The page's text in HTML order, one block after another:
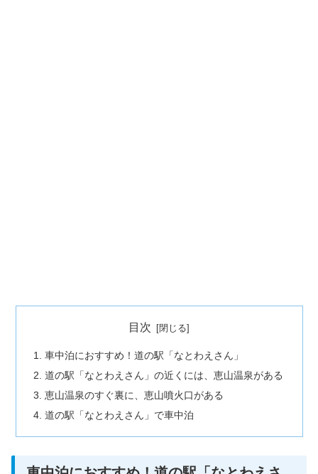
目次
車中泊におすすめ！道の駅「なとわえさん」
道の駅「なとわえさん」の近くには、恵山温泉がある
恵山温泉のすぐ裏に、恵山噴火口がある
道の駅「なとわえさん」で車中泊